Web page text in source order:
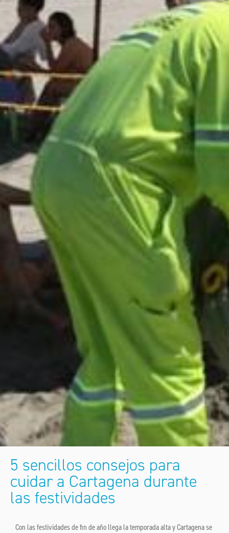
5 sencillos consejos para
cuidar a Cartagena durante
las festividades
Con las festividades de fin de año llega la temporada alta y Cartagena se